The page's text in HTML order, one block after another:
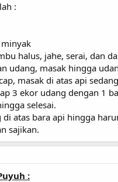
:
minyak
halus, jahe, serai, dan
udang, masak hingga
masak di atas api
3 ekor udang dengan 1
selesai.
di atas bara api hingga
sajikan.
: